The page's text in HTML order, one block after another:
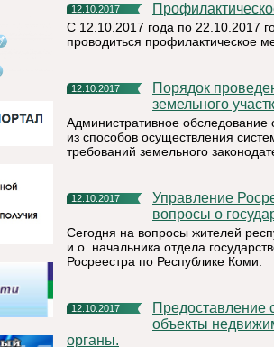
12.10.2017
С 12.10.2017 года по 22.10.2017
проводиться профилактическое
12.10.2017
Порядок проведения административного обследования
земельного
Административное
из способов осуществления
требований земельного
12.10.2017
Управление Росреестра по Республике Коми: актуальные
вопросы о
Сегодня на вопросы жителей
и.о. начальника отдела
Росреестра по Республике Коми.
12.10.2017
Предоставление сведений о зарегистрированных правах на
объекты
органы.